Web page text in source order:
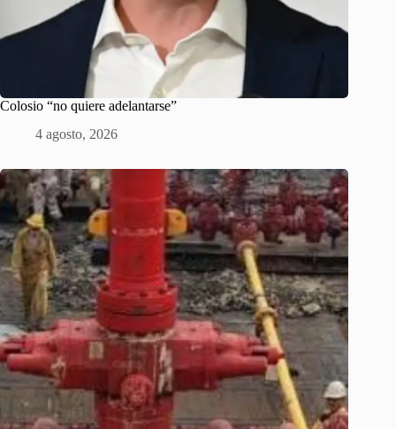
Colosio “no quiere adelantarse”
4 agosto, 2026